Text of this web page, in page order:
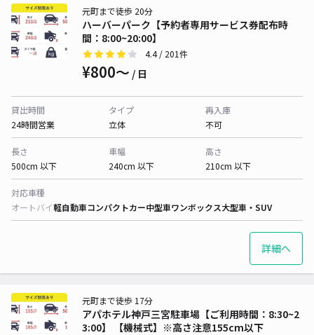
ハーバーパーク【予約者専用サービス券配布時
間：8:00~20:00】
元町まで徒歩 20分
4.4/ 201件
¥800〜 / 日
貸出時間
24時間営業
タイプ
立体
再入庫
不可
長さ
500cm 以下
車幅
240cm 以下
高さ
210cm 以下
対応車種
オートバイ軽自動車コンパクトカー中型車ワンボックス大型車・SUV
詳細へ
アパホテル神戸三宮駐車場【ご利用時間：8:30~2
3:00】 【機械式】※高さ注意155cm以下
元町まで徒歩 17分